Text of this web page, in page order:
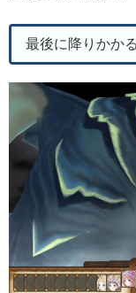
最後に降りかか